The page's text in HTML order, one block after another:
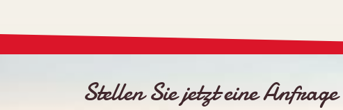
Stellen Sie jetzt eine Anfrage